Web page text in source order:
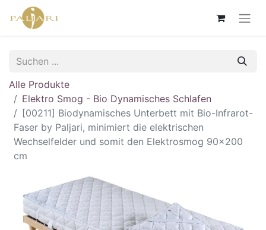
Alle Produkte
Elektro Smog - Bio Dynamisches Schlafen
[00211] Biodynamisches Unterbett mit Bio-Infrarot-
Faser by Paljari, minimiert die elektrischen
Wechselfelder und somit den Elektrosmog 90x200
cm